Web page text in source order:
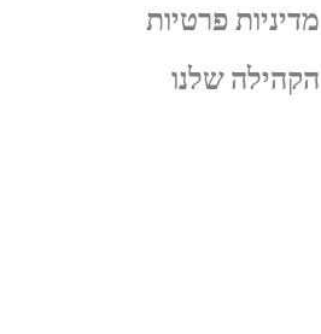
מדיניות פרטיות
הקהילה שלנו